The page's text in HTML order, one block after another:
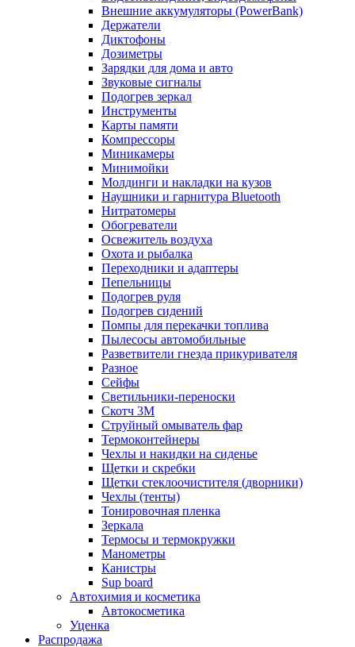
Внешние аккумуляторы (PowerBank)
Держатели
Диктофоны
Дозиметры
Зарядки для дома и авто
Звуковые сигналы
Подогрев зеркал
Инструменты
Карты памяти
Компрессоры
Миникамеры
Минимойки
Молдинги и накладки на кузов
Наушники и гарнитура Bluetooth
Нитратомеры
Обогреватели
Освежитель воздуха
Охота и рыбалка
Переходники и адаптеры
Пепельницы
Подогрев руля
Подогрев сидений
Помпы для перекачки топлива
Пылесосы автомобильные
Разветвители гнезда прикуривателя
Разное
Сейфы
Светильники-переноски
Скотч 3М
Струйный омыватель фар
Термоконтейнеры
Чехлы и накидки на сиденье
Щетки и скребки
Щетки стеклоочистителя (дворники)
Чехлы (тенты)
Тонировочная пленка
Зеркалa
Термосы и термокружки
Манометры
Канистры
Sup board
Автохимия и косметика
Автокосметика
Уценка
Распродажа